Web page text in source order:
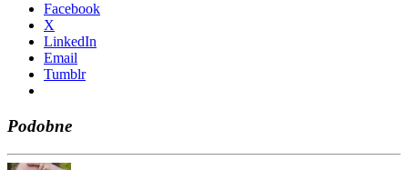
Face­bo­ok
X
Lin­ke­dIn
Ema­il
Tum­blr
Podobne